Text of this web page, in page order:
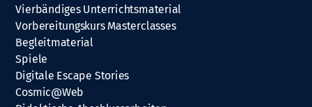
Vierbändiges Unterrichtsmaterial
Vorbereitungskurs Masterclasses
Begleitmaterial
Spiele
Digitale Escape Stories
Cosmic@Web